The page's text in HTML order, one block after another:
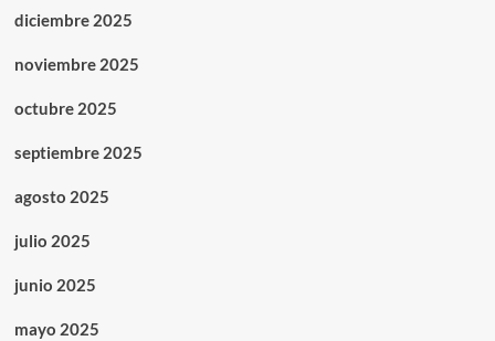
diciembre 2025
noviembre 2025
octubre 2025
septiembre 2025
agosto 2025
julio 2025
junio 2025
mayo 2025